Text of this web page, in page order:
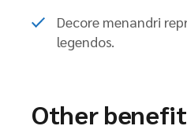
Decore menandri
legendos.
Other